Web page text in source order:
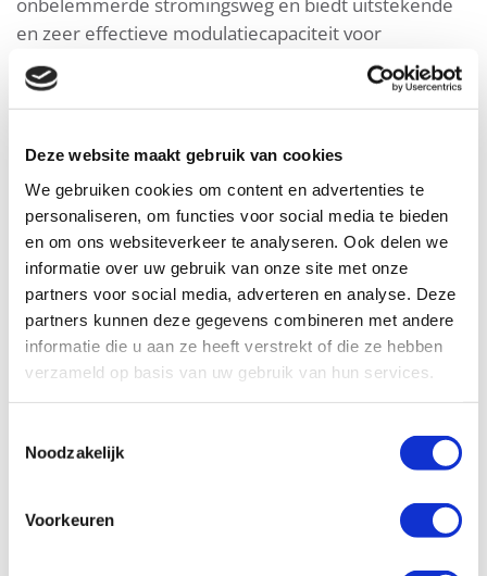
Deze website maakt gebruik van cookies
We gebruiken cookies om content en advertenties te
personaliseren, om functies voor social media te bieden
en om ons websiteverkeer te analyseren. Ook delen we
informatie over uw gebruik van onze site met onze
partners voor social media, adverteren en analyse. Deze
partners kunnen deze gegevens combineren met andere
informatie die u aan ze heeft verstrekt of die ze hebben
verzameld op basis van uw gebruik van hun services.
Noodzakelijk
Voorkeuren
onbelemmerde stromingsweg en biedt uitstekende
en zeer effectieve modulatiecapaciteit voor
toepassingen met hoge drukverschillen. De 800-serie
werkt onder moeilijke bedrijfsomstandigheden met
minimale cavitatie en geluid. Ze zijn gemaakt van
materialen van de hoogste kwaliteit die geschikt zijn
Eigenschappen en Voordelen van de
drukhoud afsluiter
Downloads